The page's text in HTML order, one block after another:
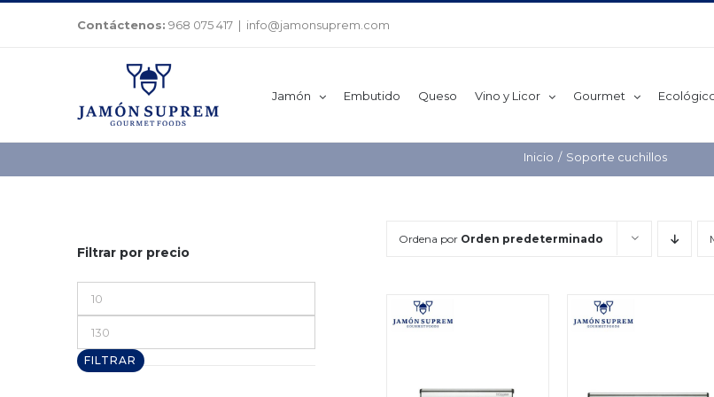
Contáctenos: 968 075 417 | info@jamonsuprem.com
Jamón Embutido Queso Vino y Licor Gourmet
Inicio Soporte cuchillos
Ordena por Orden predeterminado
Filtrar por precio
mínimo
máximo
FILTRAR